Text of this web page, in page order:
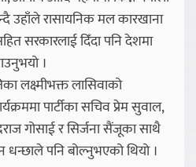
उहाँले रासायनिक मल कारखाना
सरकारलाई दिँदा पनि देशमा
।
लक्ष्मीभक्त लासिवाको
पार्टीका सचिव प्रेम सुवाल,
गोसाई र सिर्जना सैंजूका साथै
धन्छाले पनि बोल्नुभएको थियो ।